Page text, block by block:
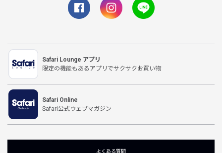
Safari Lounge アプリ
限定の機能もあるアプリでサクサクお買い物
Safari Online
Safari公式ウェブマガジン
よくある質問